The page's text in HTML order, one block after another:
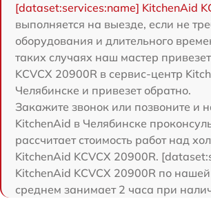
[dataset:services:name] KitchenAid
выполняется на выезде, если не
оборудования и длительного
таких случаях наш мастер
KCVCX 20900R в сервис-центр
Челябинске и привезет обратно.
Закажите звонок или позвоните и
KitchenAid в Челябинске
рассчитает стоимость работ над
KitchenAid KCVCX 20900R.
KitchenAid KCVCX 20900R по нашей
среднем занимает 2 часа при